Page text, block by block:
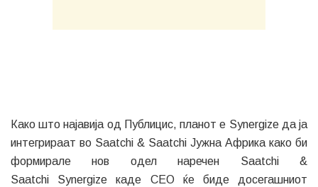
Како што најавија од Публицис, планот е Synergize да ја
интегрираат во Saatchi & Saatchi Јужна Африка како би
формирале нов одел наречен Saatchi &
Saatchi Synergize каде CEO ќе биде досегашниот